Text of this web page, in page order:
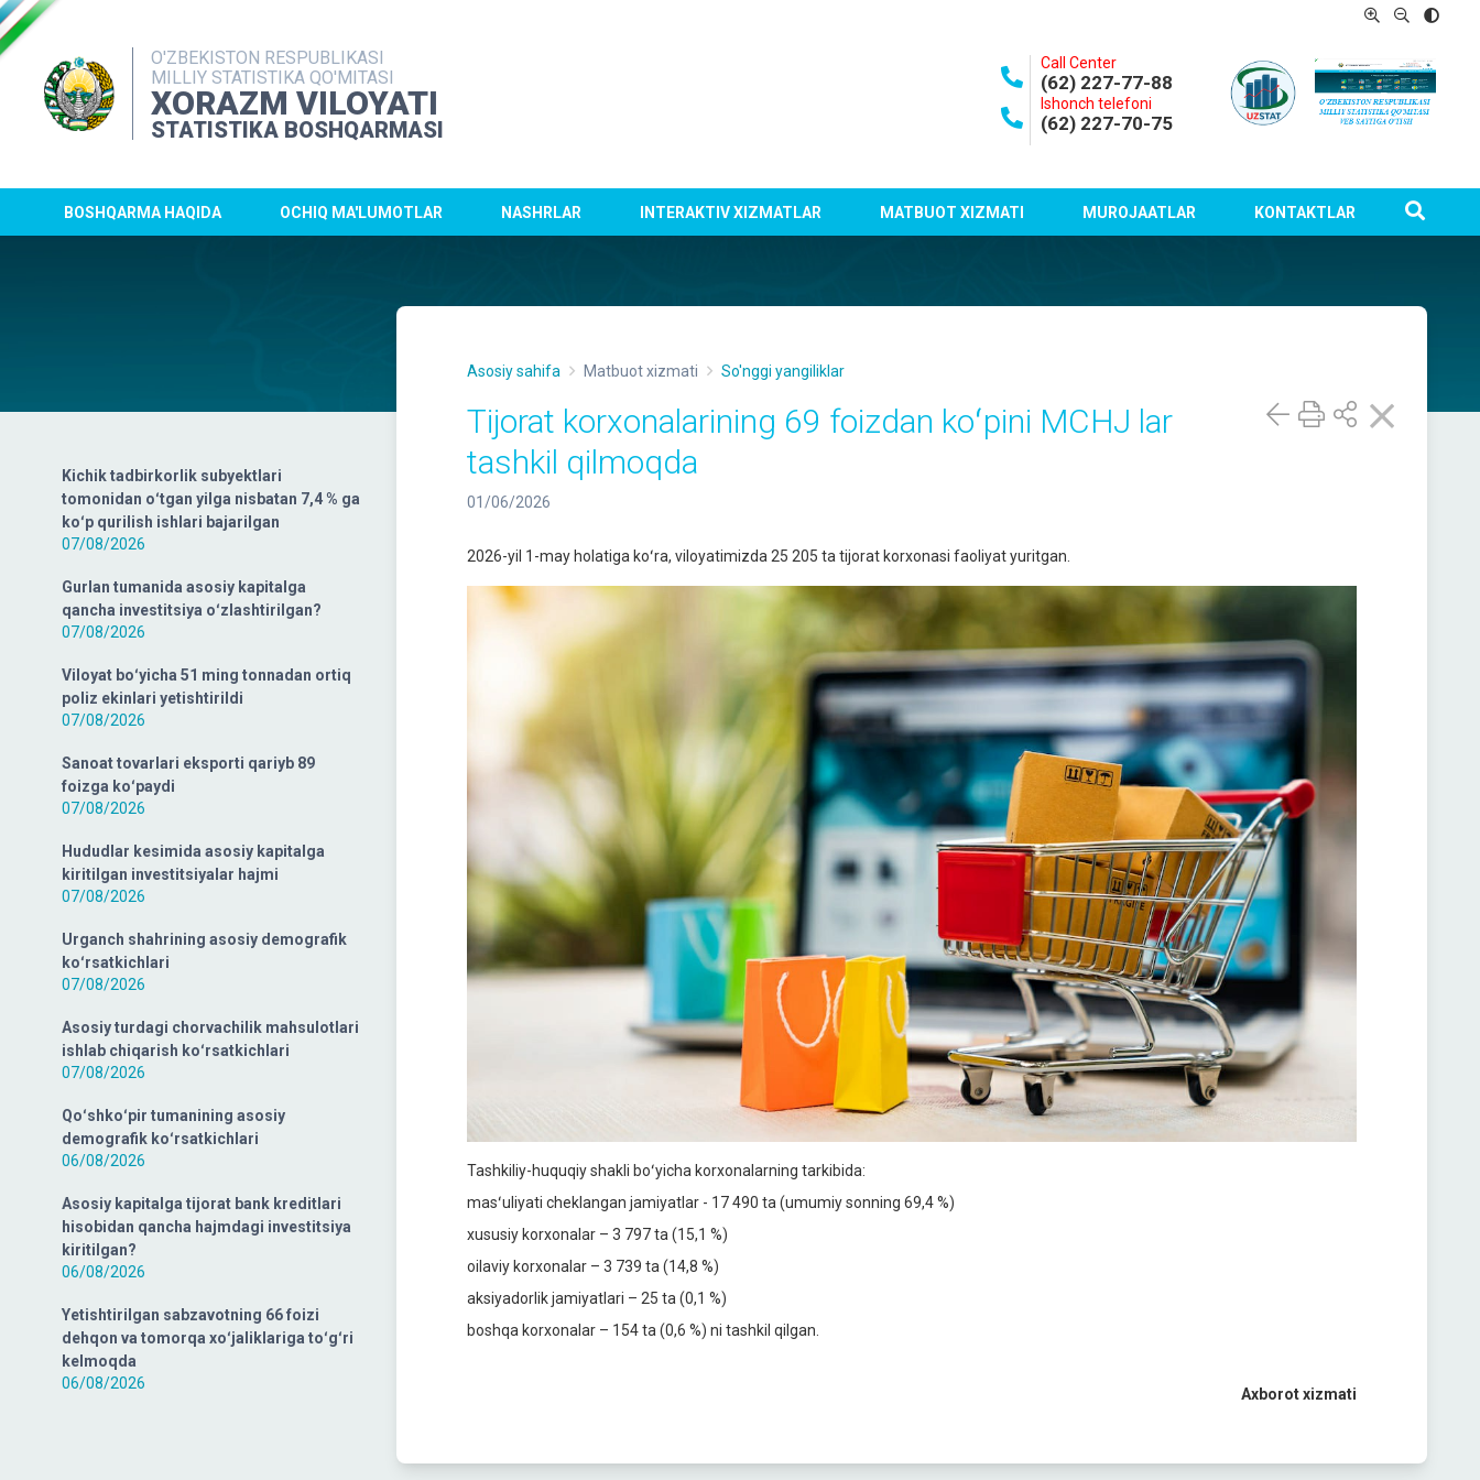
O'ZBEKISTON RESPUBLIKASI
MILLIY STATISTIKA QO'MITASI
XORAZM VILOYATI
STATISTIKA BOSHQARMASI
Call Center
(62) 227-77-88
Ishonch telefoni
(62) 227-70-75
BOSHQARMA HAQIDA OCHIQ MA'LUMOTLAR NASHRLAR INTERAKTIV XIZMATLAR MATBUOT XIZMATI MUROJAATLAR KONTAKTLAR
Kichik tadbirkorlik subyektlari
tomonidan oʻtgan yilga nisbatan 7,4 % ga
koʻp qurilish ishlari bajarilgan
07/08/2026
Gurlan tumanida asosiy kapitalga
qancha investitsiya oʻzlashtirilgan?
07/08/2026
Viloyat boʻyicha 51 ming tonnadan ortiq
poliz ekinlari yetishtirildi
07/08/2026
Sanoat tovarlari eksporti qariyb 89
foizga koʻpaydi
07/08/2026
Hududlar kesimida asosiy kapitalga
kiritilgan investitsiyalar hajmi
07/08/2026
Urganch shahrining asosiy demografik
koʻrsatkichlari
07/08/2026
Asosiy turdagi chorvachilik mahsulotlari
ishlab chiqarish koʻrsatkichlari
07/08/2026
Qoʻshkoʻpir tumanining asosiy
demografik koʻrsatkichlari
06/08/2026
Asosiy kapitalga tijorat bank kreditlari
hisobidan qancha hajmdagi investitsiya
kiritilgan?
06/08/2026
Yetishtirilgan sabzavotning 66 foizi
dehqon va tomorqa xoʻjaliklariga toʻgʻri
kelmoqda
06/08/2026
Asosiy sahifa Matbuot xizmati So'nggi yangiliklar
Tijorat korxonalarining 69 foizdan koʻpini MCHJ lar
tashkil qilmoqda
01/06/2026
2026-yil 1-may holatiga koʻra, viloyatimizda 25 205 ta tijorat korxonasi faoliyat yuritgan.
Tashkiliy-huquqiy shakli boʻyicha korxonalarning tarkibida:
masʻuliyati cheklangan jamiyatlar - 17 490 ta (umumiy sonning 69,4 %)
xususiy korxonalar – 3 797 ta (15,1 %)
oilaviy korxonalar – 3 739 ta (14,8 %)
aksiyadorlik jamiyatlari – 25 ta (0,1 %)
boshqa korxonalar – 154 ta (0,6 %) ni tashkil qilgan.
Axborot xizmati